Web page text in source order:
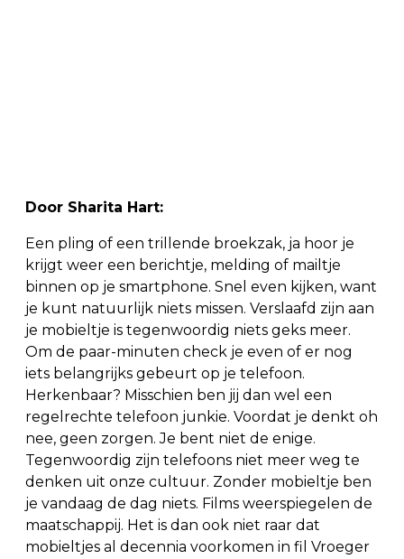
Door Sharita Hart:
Een pling of een trillende broekzak, ja hoor je
krijgt weer een berichtje, melding of mailtje
binnen op je smartphone. Snel even kijken, want
je kunt natuurlijk niets missen. Verslaafd zijn aan
je mobieltje is tegenwoordig niets geks meer.
Om de paar-minuten check je even of er nog
iets belangrijks gebeurt op je telefoon.
Herkenbaar? Misschien ben jij dan wel een
regelrechte telefoon junkie. Voordat je denkt oh
nee, geen zorgen. Je bent niet de enige.
Tegenwoordig zijn telefoons niet meer weg te
denken uit onze cultuur. Zonder mobieltje ben
je vandaag de dag niets. Films weerspiegelen de
maatschappij. Het is dan ook niet raar dat
mobieltjes al decennia voorkomen in fil Vroeger